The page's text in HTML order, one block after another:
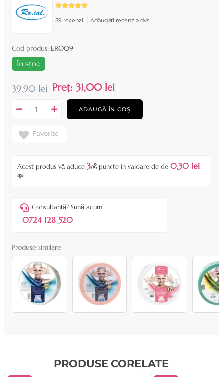
59 recenzii Adăugați recenzia dvs.
Cod produs: ERO09
În stoc
39,90 lei Preț: 31,00 lei
ADAUGĂ ÎN COȘ
Favorite
Acest produs vă aduce 3💰 puncte în valoare de de 0,30 lei
💸
Consultanță? Sună acum
0724 128 520
Produse similare
PRODUSE CORELATE